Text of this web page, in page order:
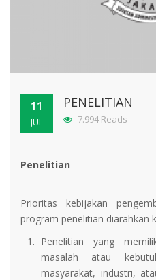
11
JUL
PENELITIAN
7.994 Reads
Penelitian
Prioritas kebijakan
program penelitian diarahkan
1. Penelitian yang
masalah atau
masyarakat, industri,